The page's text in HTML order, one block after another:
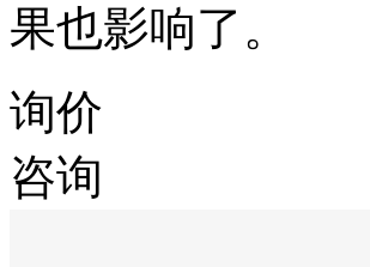
果也影响了。
询价
咨询